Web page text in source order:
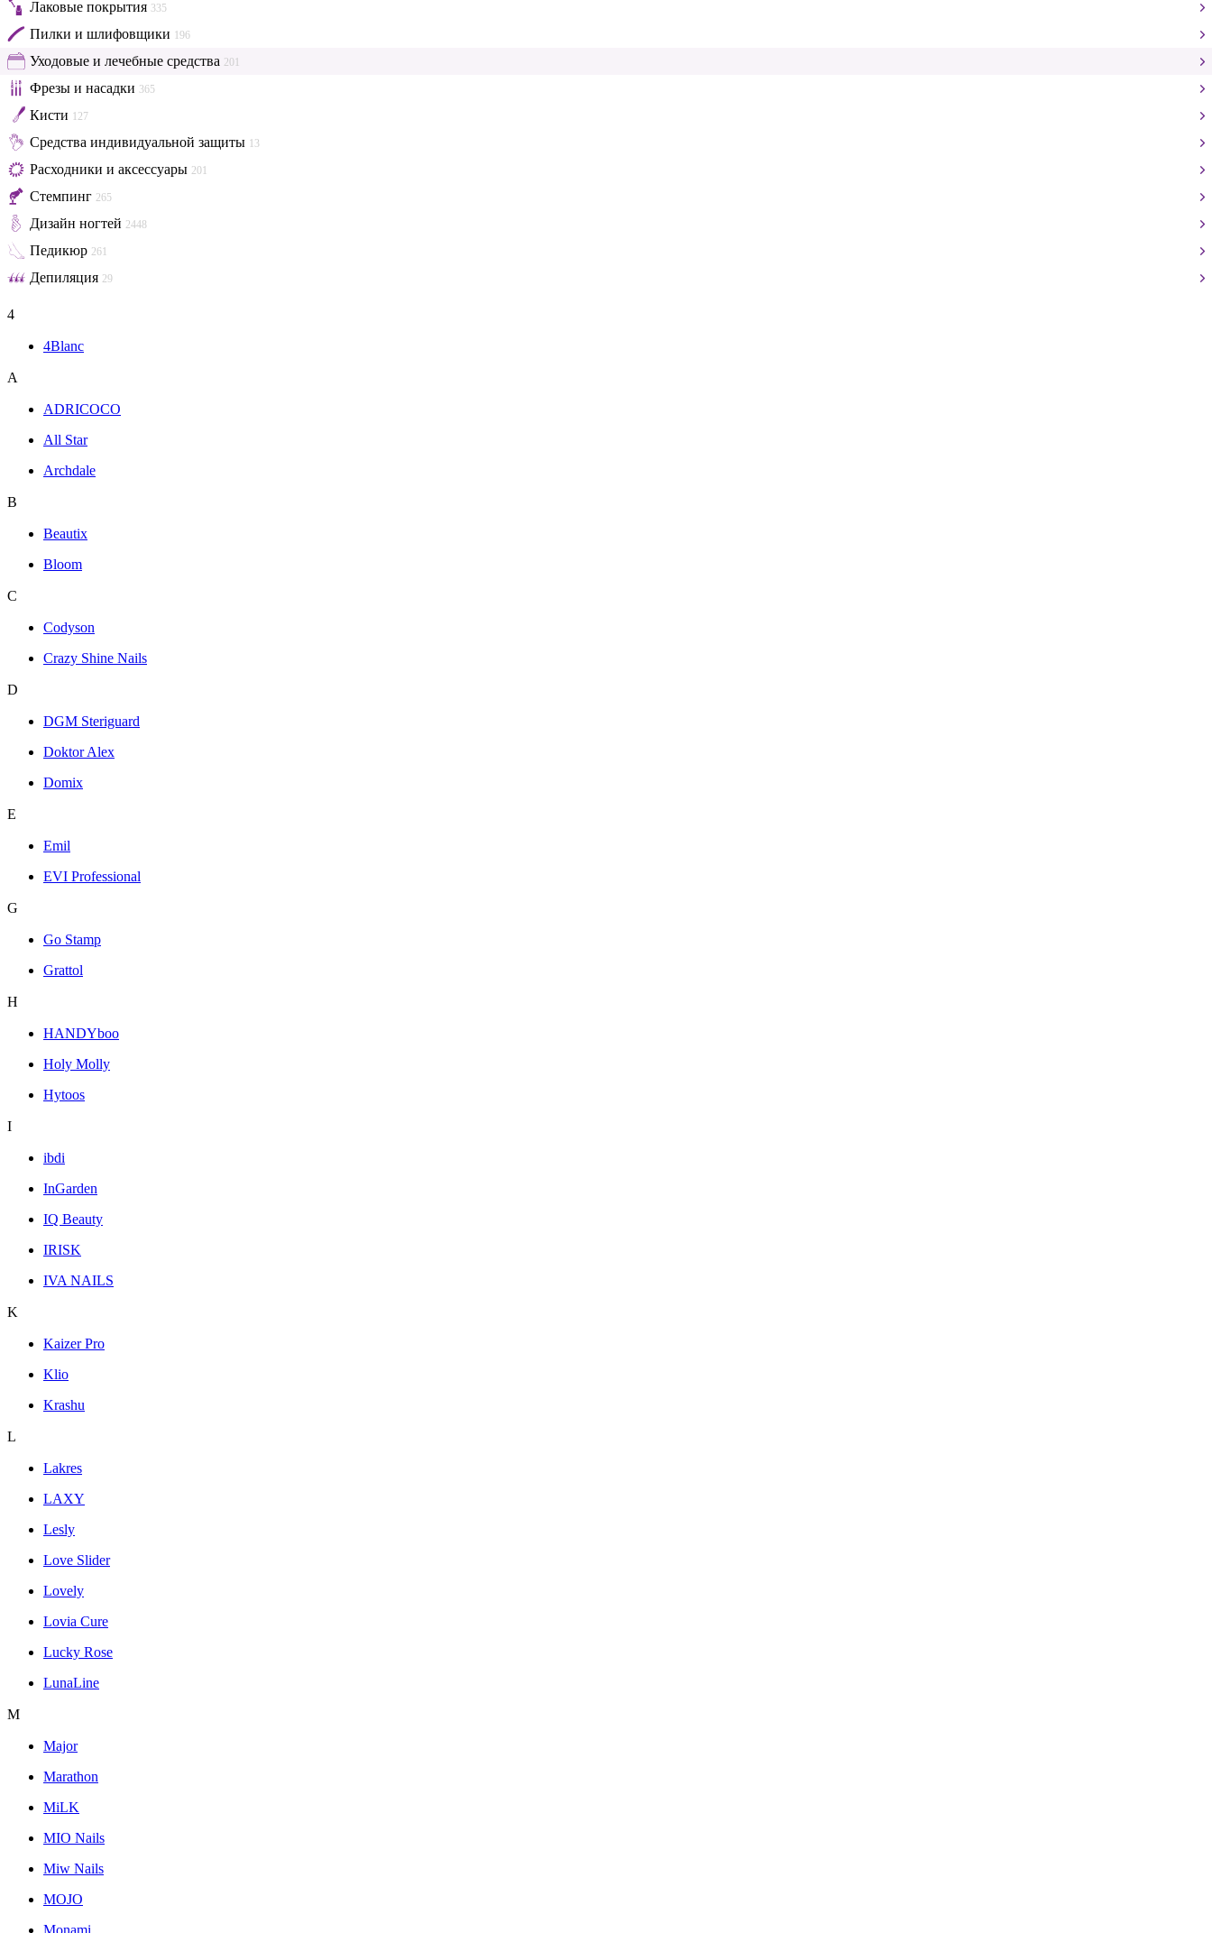
Лаковые покрытия 335
Пилки и шлифовщики 196
Уходовые и лечебные средства 201
Фрезы и насадки 365
Кисти 127
Средства индивидуальной защиты 13
Расходники и аксессуары 201
Стемпинг 265
Дизайн ногтей 2448
Педикюр 261
Депиляция 29
4
4Blanc
A
ADRICOCO
All Star
Archdale
B
Beautix
Bloom
C
Codyson
Crazy Shine Nails
D
DGM Steriguard
Doktor Alex
Domix
E
Emil
EVI Professional
G
Go Stamp
Grattol
H
HANDYboo
Holy Molly
Hytoos
I
ibdi
InGarden
IQ Beauty
IRISK
IVA NAILS
K
Kaizer Pro
Klio
Krashu
L
Lakres
LAXY
Lesly
Love Slider
Lovely
Lovia Cure
Lucky Rose
LunaLine
M
Major
Marathon
MiLK
MIO Nails
Miw Nails
MOJO
Monami